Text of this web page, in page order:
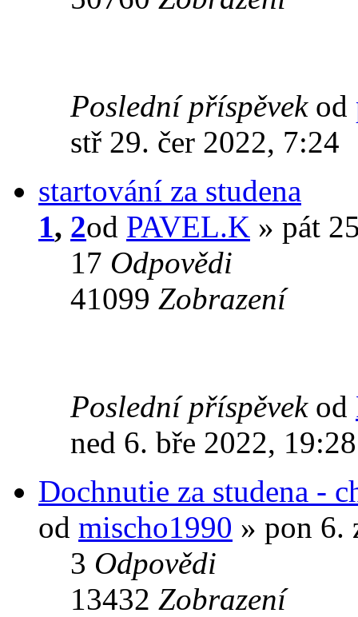
Poslední příspěvek od
stř 29. čer 2022, 7:24
startování za studena
1, 2od PAVEL.K » pát
17 Odpovědi
41099 Zobrazení
Poslední příspěvek od
ned 6. bře 2022, 19:28
Dochnutie za studena -
od mischo1990 » pon 6.
3 Odpovědi
13432 Zobrazení